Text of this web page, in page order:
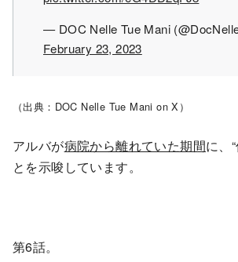
— DOC Nelle Tue Mani
February 23, 2023
（出典：DOC Nelle Tue Mani on X）
アルバが病院から離れていた期間に、
とを示唆しています。
第6話。